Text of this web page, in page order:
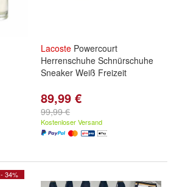
Lacoste Powercourt
Herrenschuhe Schnürschuhe
Sneaker Weiß Freizeit
89,99 €
99,99 €
Kostenloser Versand
- 34%